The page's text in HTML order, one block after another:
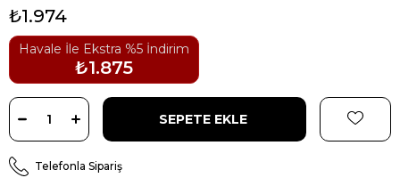
₺1.974
Havale İle Ekstra %5 İndirim
₺1.875
Telefonla Sipariş